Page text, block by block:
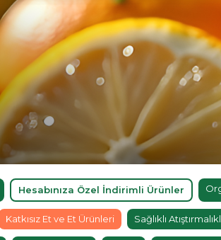
Hesabınıza Özel İndirimli Ürünler
Katkısız Et ve Et Ürünleri Sağlıklı